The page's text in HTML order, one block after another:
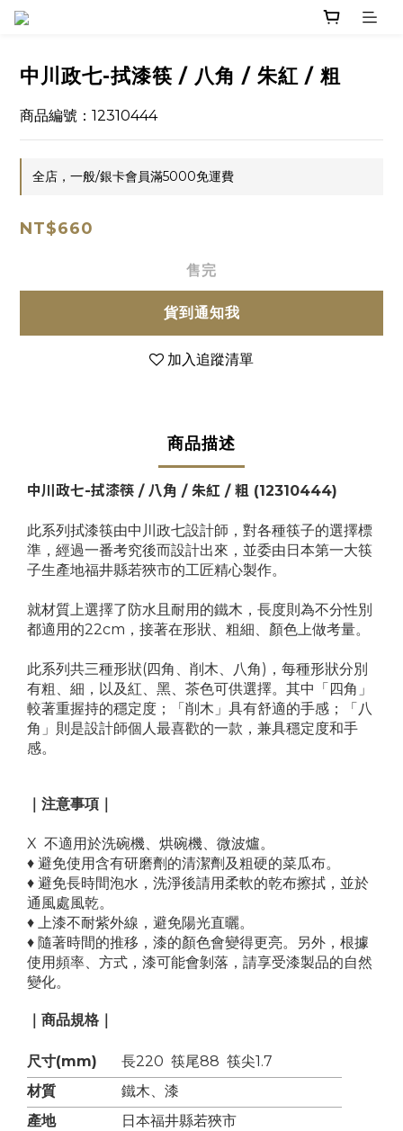
中川政七-拭漆筷 / 八角 / 朱紅 / 粗
商品編號：12310444
全店，一般/銀卡會員滿5000免運費
NT$660
售完
貨到通知我
加入追蹤清單
商品描述
中川政七-拭漆筷 / 八角 / 朱紅 / 粗 (12310444)
此系列拭漆筷由中川政七設計師，對各種筷子的選擇標
準，經過一番考究後而設計出來，並委由日本第一大筷
子生產地福井縣若狹市的工匠精心製作。
就材質上選擇了防水且耐用的鐵木，長度則為不分性別
都適用的22cm，接著在形狀、粗細、顏色上做考量。
此系列共三種形狀(四角、削木、八角)，每種形狀分別
有粗、細，以及紅、黑、茶色可供選擇。其中「四角」
較著重握持的穩定度；「削木」具有舒適的手感；「八
角」則是設計師個人最喜歡的一款，兼具穩定度和手
感。
｜注意事項｜
X 不適用於洗碗機、烘碗機、微波爐。
♦ 避免使用含有研磨劑的清潔劑及粗硬的菜瓜布。
♦ 避免長時間泡水，洗淨後請用柔軟的乾布擦拭，並於
通風處風乾。
♦ 上漆不耐紫外線，避免陽光直曬。
♦ 隨著時間的推移，漆的顏色會變得更亮。另外，根據
使用頻率、方式，漆可能會剝落，請享受漆製品的自然
變化。
｜商品規格｜
尺寸(mm)
長220 筷尾88 筷尖1.7
材質
鐵木、漆
產地
日本福井縣若狹市